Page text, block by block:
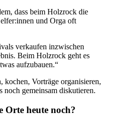
dass beim Holzrock die
und Orga oft
verkaufen inzwischen
Beim Holzrock geht es
aufzubauen.“
kochen, Vorträge organisieren,
noch gemeinsam diskutieren.
Orte heute noch?